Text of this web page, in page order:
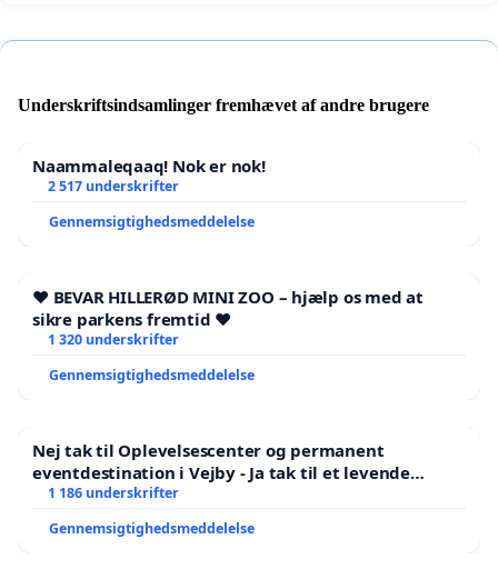
Underskriftsindsamlinger fremhævet af andre brugere
Naammaleqaaq! Nok er nok!
2 517 underskrifter
Gennemsigtighedsmeddelelse
❤️ BEVAR HILLERØD MINI ZOO – hjælp os med at
sikre parkens fremtid ❤️
1 320 underskrifter
Gennemsigtighedsmeddelelse
Nej tak til Oplevelsescenter og permanent
eventdestination i Vejby - Ja tak til et levende
lokalområde i balance
1 186 underskrifter
Gennemsigtighedsmeddelelse